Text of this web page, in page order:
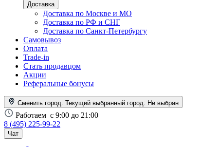
Доставка
Доставка по Москве и МО
Доставка по РФ и СНГ
Доставка по Санкт-Петербургу
Самовывоз
Оплата
Trade-in
Стать продавцом
Акции
Реферальные бонусы
Сменить город. Текущий выбранный город: Не выбран
Работаем с 9:00 до 21:00
8 (495) 225-99-22
Чат